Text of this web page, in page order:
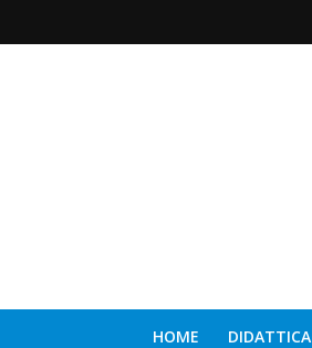
HOME DIDATTICA